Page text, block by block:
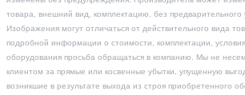
товара, внешний вид, комплектацию, без предварительного
Изображения могут отличаться от действительного вида
подробной информации о стоимости, комплектации,
оборудования просьба обращаться в компанию. Мы не
клиентом за прямые или косвенные убытки, упущенную
возникшие в результате выхода из строя приобретенного